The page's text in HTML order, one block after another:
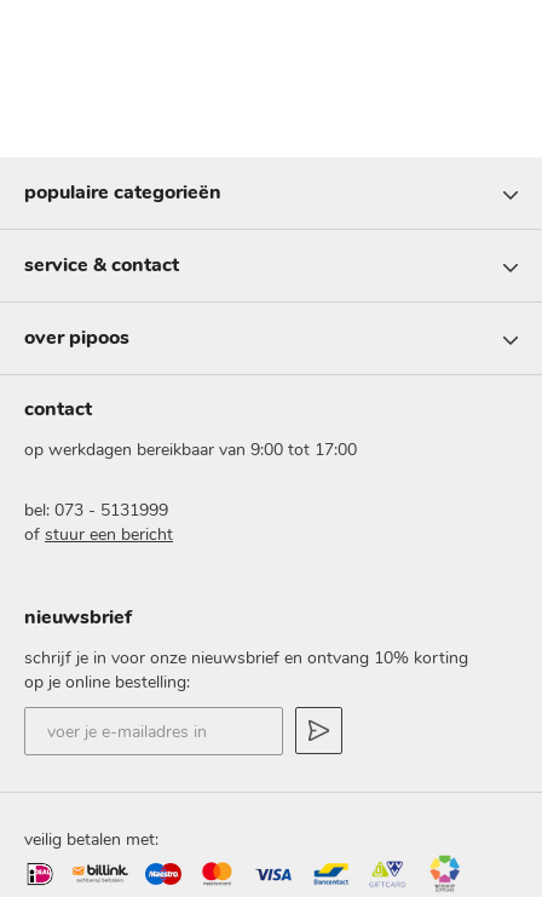
contact
op werkdagen bereikbaar van 9:00 tot 17:00
bel: 073 - 5131999
of stuur een bericht
nieuwsbrief
schrijf je in voor onze nieuwsbrief en ontvang 10% korting
op je online bestelling:
mailadres
populaire categorieën
service & contact
over pipoos
veilig betalen met: